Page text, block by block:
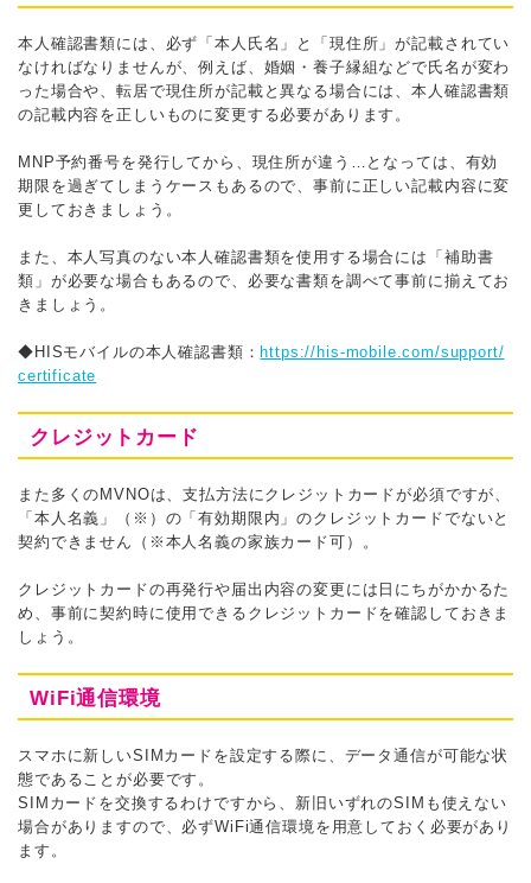
本人確認書類には、必ず「本人氏名」と「現住所」が記載されてい
なければなりませんが、例えば、婚姻・養子縁組などで氏名が変わ
った場合や、転居で現住所が記載と異なる場合には、本人確認書類
の記載内容を正しいものに変更する必要があります。
MNP予約番号を発行してから、現住所が違う…となっては、有効
期限を過ぎてしまうケースもあるので、事前に正しい記載内容に変
更しておきましょう。
また、本人写真のない本人確認書類を使用する場合には「補助書
類」が必要な場合もあるので、必要な書類を調べて事前に揃えてお
きましょう。
◆HISモバイルの本人確認書類： https://his-mobile.com/support/
certificate
クレジットカード
また多くのMVNOは、支払方法にクレジットカードが必須ですが、
「本人名義」（※）の「有効期限内」のクレジットカードでないと
契約できません（※本人名義の家族カード可）。
クレジットカードの再発行や届出内容の変更には日にちがかかるた
め、事前に契約時に使用できるクレジットカードを確認しておきま
しょう。
WiFi通信環境
スマホに新しいSIMカードを設定する際に、データ通信が可能な状
態であることが必要です。
SIMカードを交換するわけですから、新旧いずれのSIMも使えない
場合がありますので、必ずWiFi通信環境を用意しておく必要があり
ます。